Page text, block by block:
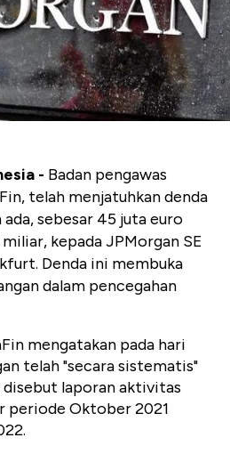
- Badan pengawas
telah menjatuhkan denda
sebesar 45 juta euro
kepada JPMorgan SE
Denda ini membuka
dalam pencegahan
mengatakan pada hari
telah "secara sistematis"
disebut laporan aktivitas
periode Oktober 2021